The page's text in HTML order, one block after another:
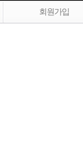
회원가입